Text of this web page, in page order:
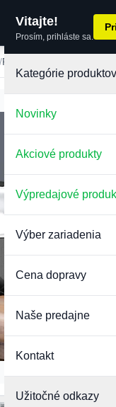
Vitajte!
Prosím, prihláste sa.
Kategórie produktov
Novinky
Akciové produkty
Výpredajové
Výber zariadenia
Cena dopravy
Naše predajne
Kontakt
Užitočné odkazy
Puzdro na AirPods 3